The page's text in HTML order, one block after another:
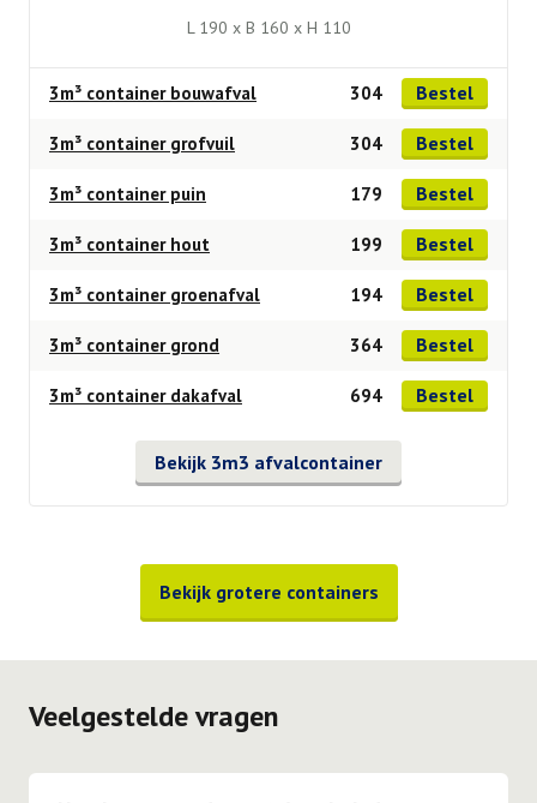
L 190 x B 160 x H 110
3m³ container bouwafval 304 Bestel
3m³ container grofvuil 304 Bestel
3m³ container puin 179 Bestel
3m³ container hout 199 Bestel
3m³ container groenafval 194 Bestel
3m³ container grond 364 Bestel
3m³ container dakafval 694 Bestel
Bekijk 3m3 afvalcontainer
Bekijk grotere containers
Veelgestelde vragen